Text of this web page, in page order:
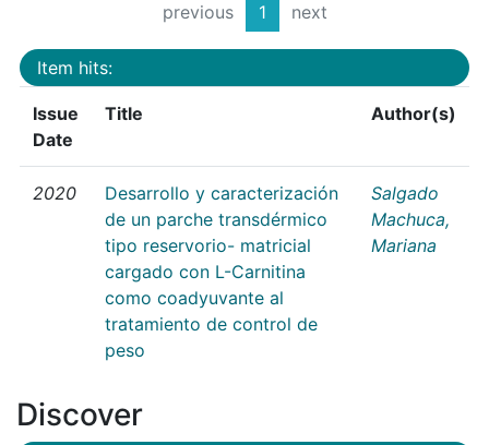
previous 1 next
Item hits:
Issue
Date
Title Author(s)
2020
Desarrollo y caracterización
de un parche transdérmico
tipo reservorio- matricial
cargado con L-Carnitina
como coadyuvante al
tratamiento de control de
peso
Salgado
Machuca,
Mariana
Discover